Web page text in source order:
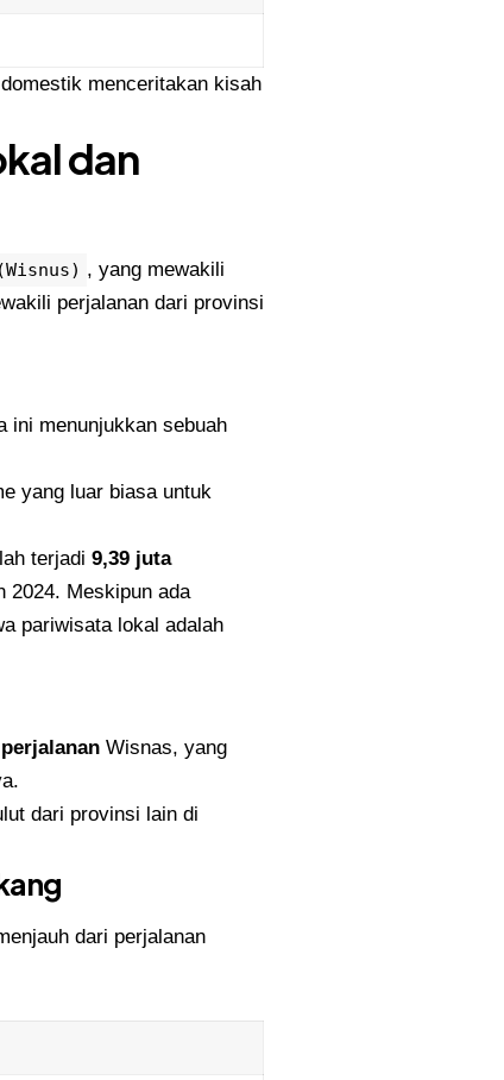
menceritakan kisah
dan
, yang mewakili
perjalanan dari provinsi
ini menunjukkan sebuah
yang luar biasa untuk
terjadi 9,39 juta
2024. Meskipun ada
pariwisata lokal adalah
Wisnas, yang
dari provinsi lain di
dari perjalanan